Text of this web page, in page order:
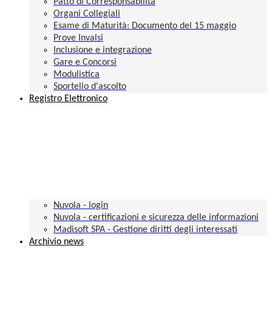
Patto di Corresponsabilità
Organi Collegiali
Esame di Maturità: Documento del 15 maggio
Prove Invalsi
Inclusione e integrazione
Gare e Concorsi
Modulistica
Sportello d'ascolto
Registro Elettronico
Nuvola - login
Nuvola - certificazioni e sicurezza delle informazioni
Madisoft SPA - Gestione diritti degli interessati
Archivio news